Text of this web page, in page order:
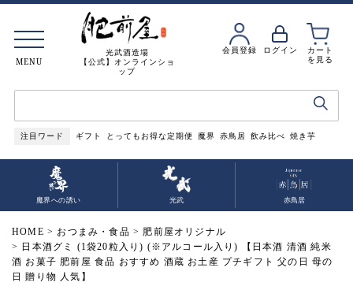
光武酒造場
【公式】オンラインショ
ップ
会員登録 ログイン
カート
を見る
注目ワード ギフト とってもお得な定期便 魔界 赤鳥居 飲み比べ 焼き芋
MENU
魔界への誘い 光武 赤鳥居
HOME おつまみ・食品
肥前屋オリジナル
日本酒グミ (1袋20粒入り) (※アルコール入り) 【日本酒 清酒 純米
酒 お菓子 肥前屋 食品 おすすめ 酒蔵 お土産 プチギフト 父の日 母の
日 贈り物 人気】